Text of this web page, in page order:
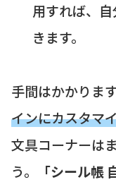
用すれば、
きます。
手間はかかります
インにカスタマ
文具コーナーは
う。
「シール帳